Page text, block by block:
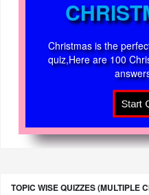
Christmas is the
quiz,Here are 100
TOPIC WISE QUIZZES (MULTIPLE